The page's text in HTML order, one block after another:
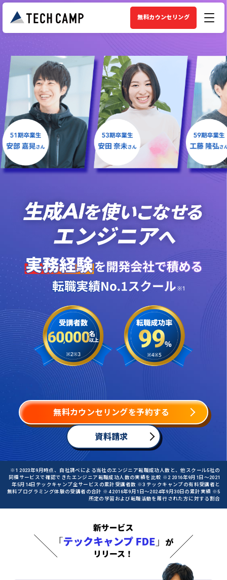
無料カウンセリング
無料カウンセリングを予約する
資料請求
※1 2023年9月時点、自社調べによる当社のエンジニア転職成功人数と、他スクール5社の
同種サービスで確認できたエンジニア転職成功人数の実績を比較 ※2 2016年9月1日〜2021
年5月14日テックキャンプ全サービスの累計受講者数 ※3 テックキャンプの有料受講者と
無料プログラミング体験の受講者の合計 ※4 2016年9月1日〜2024年9月30日の累計実績 ※5
所定の学習および転職活動を履行された方に対する割合